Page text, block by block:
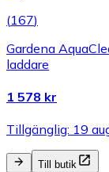
(167)
Gardena
laddare
1 578 kr
Tillgänglig: 19
Till butik